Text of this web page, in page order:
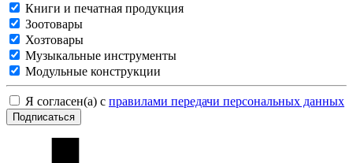
Книги и печатная продукция
Зоотовары
Хозтовары
Музыкальные инструменты
Модульные конструкции
Я согласен(а) с правилами передачи персональных данных
Подписаться